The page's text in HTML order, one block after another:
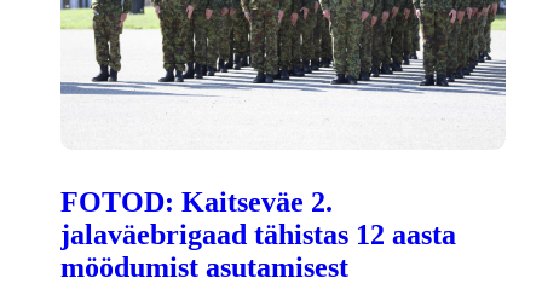
FOTOD: Kaitseväe 2.
jalaväebrigaad tähistas 12 aasta
möödumist asutamisest